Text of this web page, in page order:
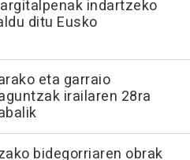
indartzeko
ditu Eusko
eta garraio
irailaren 28ra
bidegorriaren obrak